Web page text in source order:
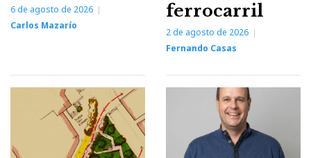
6 de agosto de 2026
Carlos Mazarío
ferrocarril
2 de agosto de 2026
Fernando Casas